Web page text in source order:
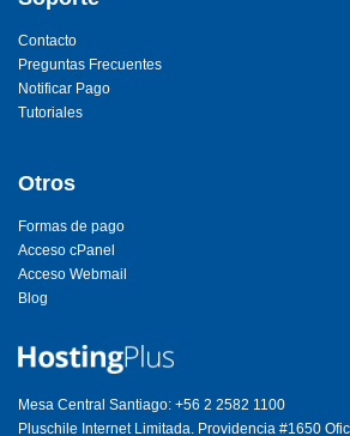
Contacto
Preguntas Frecuentes
Notificar Pago
Tutoriales
Otros
Formas de pago
Acceso cPanel
Acceso Webmail
Blog
Mesa Central Santiago: +56 2 2582 1100
Pluschile Internet Limitada. Providencia #1650